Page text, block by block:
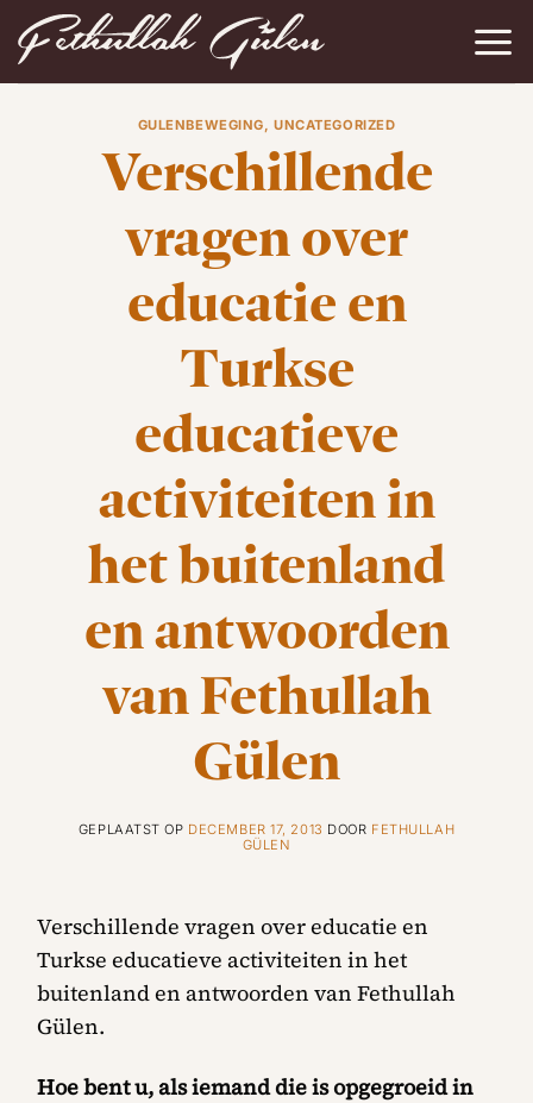
naar
inhoud
GULENBEWEGING,UNCATEGORIZED
Verschillende
vragen over
educatie en
Turkse
educatieve
activiteiten in
het buitenland
en antwoorden
van Fethullah
Gülen
GEPLAATST OP DECEMBER 17, 2013 DOOR FETHULLAH
GÜLEN
Verschillende vragen over educatie en
Turkse educatieve activiteiten in het
buitenland en antwoorden van Fethullah
Gülen.
Hoe bent u, als iemand die is opgegroeid in